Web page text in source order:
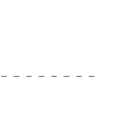
－－－－－－－